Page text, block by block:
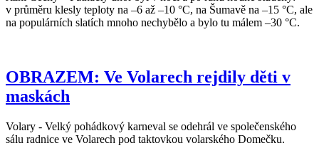
v průměru klesly teploty na –6 až –10 °C, na Šumavě na –15 °C, ale
na populárních slatích mnoho nechybělo a bylo tu málem –30 °C.
OBRAZEM: Ve Volarech rejdily děti v
maskách
Volary - Velký pohádkový karneval se odehrál ve společenského
sálu radnice ve Volarech pod taktovkou volarského Domečku.